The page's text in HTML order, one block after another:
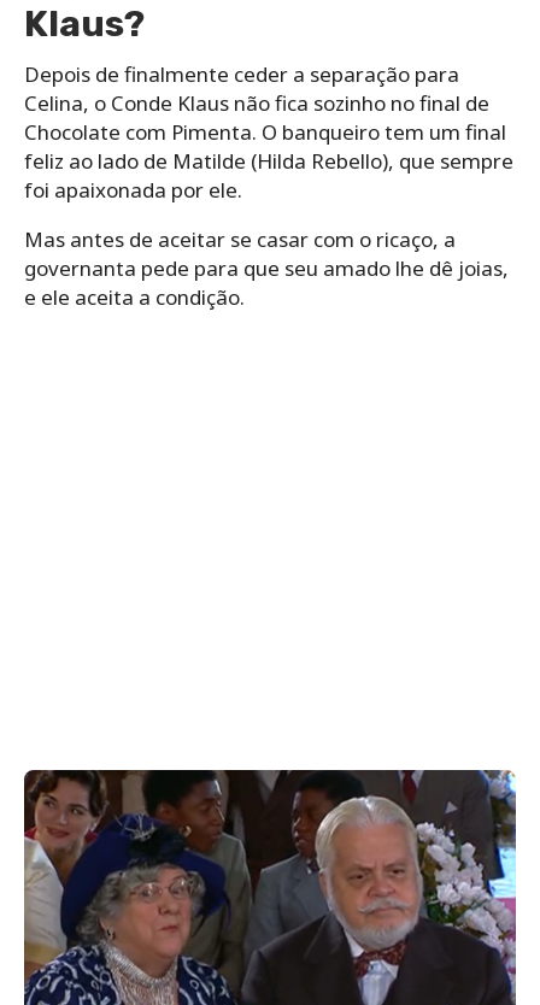
Klaus?
Depois de finalmente ceder a separação para
Celina, o Conde Klaus não fica sozinho no final de
Chocolate com Pimenta. O banqueiro tem um final
feliz ao lado de Matilde (Hilda Rebello), que sempre
foi apaixonada por ele.
Mas antes de aceitar se casar com o ricaço, a
governanta pede para que seu amado lhe dê joias,
e ele aceita a condição.